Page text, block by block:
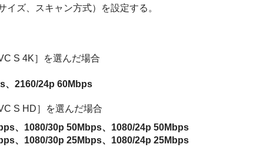
ズ、スキャン方式）を設定する。
S 4K］を選んだ場合
、2160/24p 60Mbps
S HD］を選んだ場合
、1080/30p 50Mbps、1080/24p 50Mbps
、1080/30p 25Mbps、1080/24p 25Mbps